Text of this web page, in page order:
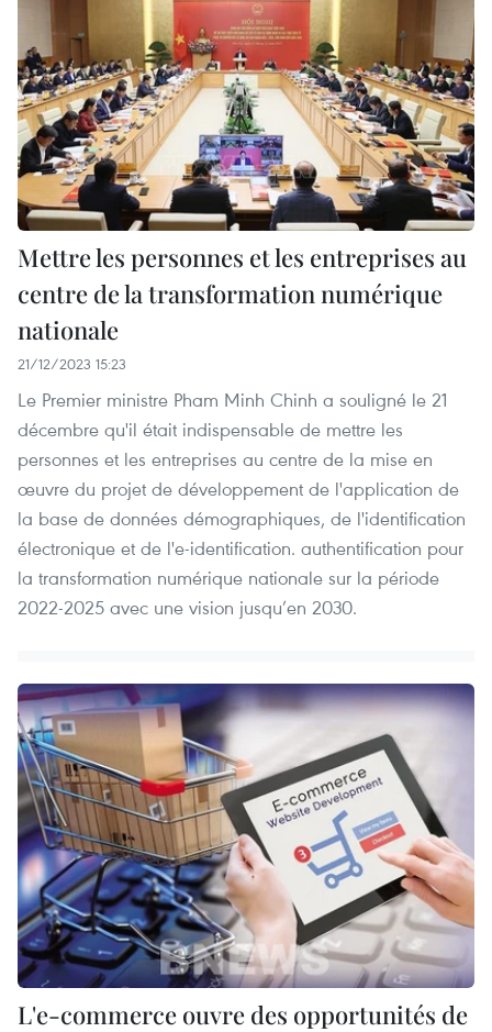
Mettre les personnes et les entreprises au
centre de la transformation numérique
nationale
21/12/2023 15:23
Le Premier ministre Pham Minh Chinh a souligné le 21
décembre qu'il était indispensable de mettre les
personnes et les entreprises au centre de la mise en
œuvre du projet de développement de l'application de
la base de données démographiques, de l'identification
électronique et de l'e-identification. authentification pour
la transformation numérique nationale sur la période
2022-2025 avec une vision jusqu’en 2030.
L'e-commerce ouvre des opportunités de